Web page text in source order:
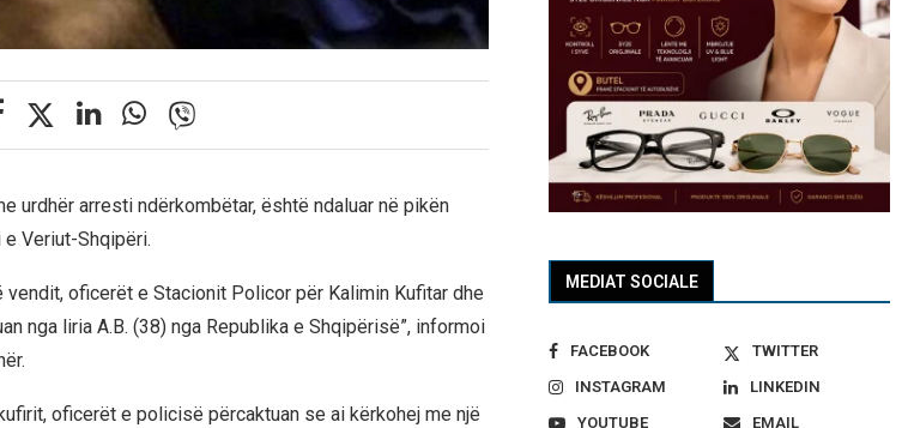
urdhër arresti ndërkombëtar, është ndaluar në pikën
e Veriut-Shqipëri.
vendit, oficerët e Stacionit Policor për Kalimin Kufitar dhe
nga liria A.B. (38) nga Republika e Shqipërisë”, informoi
oficerët e policisë përcaktuan se ai kërkohej me një
MEDIAT SOCIALE
FACEBOOK
TWITTER
INSTAGRAM
LINKEDIN
YOUTUBE
EMAIL